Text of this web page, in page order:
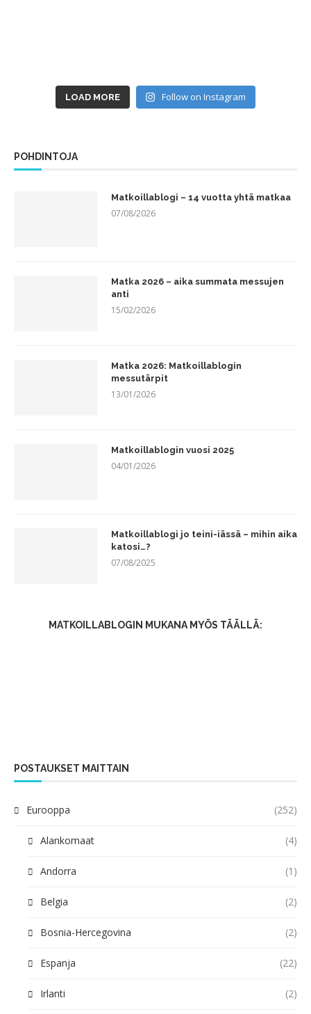
LOAD MORE Follow on Instagram
POHDINTOJA
Matkoillablogi – 14 vuotta yhtä matkaa
07/08/2026
Matka 2026 – aika summata messujen
anti
15/02/2026
Matka 2026: Matkoillablogin
messutärpit
13/01/2026
Matkoillablogin vuosi 2025
04/01/2026
Matkoillablogi jo teini-iässä – mihin aika
katosi…?
07/08/2025
MATKOILLABLOGIN MUKANA MYÖS TÄÄLLÄ:
POSTAUKSET MAITTAIN
Eurooppa (252)
Alankomaat (4)
Andorra (1)
Belgia (2)
Bosnia-Hercegovina (2)
Espanja (22)
Irlanti (2)